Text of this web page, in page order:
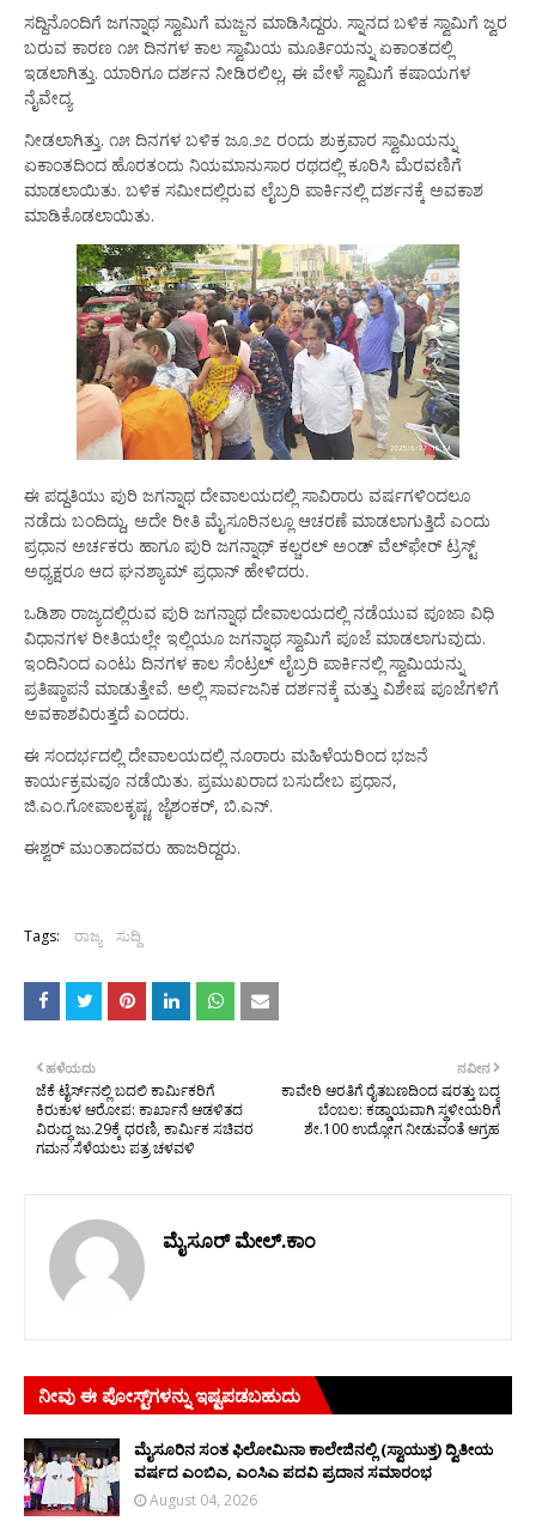
ಸದ್ದಿನೊಂದಿಗೆ ಜಗನ್ನಾಥ ಸ್ವಾಮಿಗೆ ಮಜ್ಜನ ಮಾಡಿಸಿದ್ದರು. ಸ್ನಾನದ ಬಳಿಕ ಸ್ವಾಮಿಗೆ ಜ್ವರ
ಬರುವ ಕಾರಣ ೧೫ ದಿನಗಳ ಕಾಲ ಸ್ವಾಮಿಯ ಮೂರ್ತಿಯನ್ನು ಏಕಾಂತದಲ್ಲಿ
ಇಡಲಾಗಿತ್ತು. ಯಾರಿಗೂ ದರ್ಶನ ನೀಡಿರಲಿಲ್ಲ, ಈ ವೇಳೆ ಸ್ವಾಮಿಗೆ ಕಷಾಯಗಳ
ನೈವೇದ್ಯ
ನೀಡಲಾಗಿತ್ತು. ೧೫ ದಿನಗಳ ಬಳಿಕ ಜೂ.೨೭ ರಂದು ಶುಕ್ರವಾರ ಸ್ವಾಮಿಯನ್ನು
ಏಕಾಂತದಿಂದ ಹೊರತಂದು ನಿಯಮಾನುಸಾರ ರಥದಲ್ಲಿ ಕೂರಿಸಿ ಮೆರವಣಿಗೆ
ಮಾಡಲಾಯಿತು. ಬಳಿಕ ಸಮೀದಲ್ಲಿರುವ ಲೈಬ್ರರಿ ಪಾರ್ಕಿನಲ್ಲಿ ದರ್ಶನಕ್ಕೆ ಅವಕಾಶ
ಮಾಡಿಕೊಡಲಾಯಿತು.
ಈ ಪದ್ದತಿಯು ಪುರಿ ಜಗನ್ನಾಥ ದೇವಾಲಯದಲ್ಲಿ ಸಾವಿರಾರು ವರ್ಷಗಳಿಂದಲೂ
ನಡೆದು ಬಂದಿದ್ದು, ಅದೇ ರೀತಿ ಮೈಸೂರಿನಲ್ಲೂ ಆಚರಣೆ ಮಾಡಲಾಗುತ್ತಿದೆ ಎಂದು
ಪ್ರಧಾನ ಅರ್ಚಕರು ಹಾಗೂ ಪುರಿ ಜಗನ್ನಾಥ್ ಕಲ್ಚರಲ್ ಅಂಡ್ ವೆಲ್‌ಫೇರ್ ಟ್ರಸ್ಟ್
ಅಧ್ಯಕ್ಷರೂ ಆದ ಘನಶ್ಯಾಮ್ ಪ್ರಧಾನ್ ಹೇಳಿದರು.
ಒಡಿಶಾ ರಾಜ್ಯದಲ್ಲಿರುವ ಪುರಿ ಜಗನ್ನಾಥ ದೇವಾಲಯದಲ್ಲಿ ನಡೆಯುವ ಪೂಜಾ ವಿಧಿ
ವಿಧಾನಗಳ ರೀತಿಯಲ್ಲೇ ಇಲ್ಲಿಯೂ ಜಗನ್ನಾಥ ಸ್ವಾಮಿಗೆ ಪೂಜೆ ಮಾಡಲಾಗುವುದು.
ಇಂದಿನಿಂದ ಎಂಟು ದಿನಗಳ ಕಾಲ ಸೆಂಟ್ರಲ್ ಲೈಬ್ರರಿ ಪಾರ್ಕಿನಲ್ಲಿ ಸ್ವಾಮಿಯನ್ನು
ಪ್ರತಿಷ್ಠಾಪನೆ ಮಾಡುತ್ತೇವೆ. ಅಲ್ಲಿ ಸಾರ್ವಜನಿಕ ದರ್ಶನಕ್ಕೆ ಮತ್ತು ವಿಶೇಷ ಪೂಜೆಗಳಿಗೆ
ಅವಕಾಶವಿರುತ್ತದೆ ಎಂದರು.
ಈ ಸಂದರ್ಭದಲ್ಲಿ ದೇವಾಲಯದಲ್ಲಿ ನೂರಾರು ಮಹಿಳೆಯರಿಂದ ಭಜನೆ
ಕಾರ್ಯಕ್ರಮವೂ ನಡೆಯಿತು. ಪ್ರಮುಖರಾದ ಬಸುದೇಬ ಪ್ರಧಾನ,
ಜಿ.ಎಂ.ಗೋಪಾಲಕೃಷ್ಣ, ಜೈಶಂಕರ್, ಬಿ.ಎನ್.
ಈಶ್ವರ್ ಮುಂತಾದವರು ಹಾಜರಿದ್ದರು.
Tags: ರಾಜ್ಯ ಸುದ್ದಿ
ನವೀನ
ಕಾವೇರಿ ಆರತಿಗೆ ರೈತಬಣದಿಂದ ಷರತ್ತು ಬದ್ಧ
ಬೆಂಬಲ: ಕಡ್ಡಾಯವಾಗಿ ಸ್ಥಳೀಯರಿಗೆ
ಶೇ.100 ಉದ್ಯೋಗ ನೀಡುವಂತೆ ಆಗ್ರಹ
ಹಳೆಯದು
ಜೆಕೆ ಟೈರ್ಸ್‍ನಲ್ಲಿ ಬದಲಿ ಕಾರ್ಮಿಕರಿಗೆ
ಕಿರುಕುಳ ಆರೋಪ: ಕಾರ್ಖಾನೆ ಆಡಳಿತದ
ವಿರುದ್ಧ ಜು.29ಕ್ಕೆ ಧರಣಿ, ಕಾರ್ಮಿಕ ಸಚಿವರ
ಗಮನ ಸೆಳೆಯಲು ಪತ್ರ ಚಳವಳಿ
ಮೈಸೂರ್ ಮೇಲ್.ಕಾಂ
ನೀವು ಈ ಪೋಸ್ಟ್‌ಗಳನ್ನು ಇಷ್ಟಪಡಬಹುದು
ಮೈಸೂರಿನ ಸಂತ ಫಿಲೋಮಿನಾ ಕಾಲೇಜಿನಲ್ಲಿ (ಸ್ವಾಯುತ್ತ) ದ್ವಿತೀಯ
ವರ್ಷದ ಎಂಬಿಎ, ಎಂಸಿಎ ಪದವಿ ಪ್ರದಾನ ಸಮಾರಂಭ
August 04, 2026